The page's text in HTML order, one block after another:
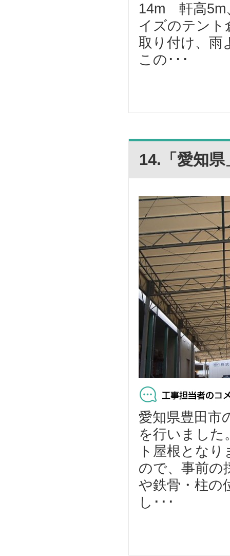
14m 軒高5m
イズのテント
取り付け、雨
この･･･
14.「愛知
愛知県豊田市
を行いました
ト屋根とな
ので、事前の
や鉄骨・柱の
し･･･